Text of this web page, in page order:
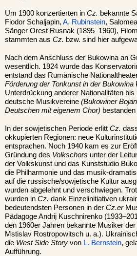
Um 1900 konzertierten in Cz. bekannte
Fiodor Schaljapin, A. Rubinstein,
Sänger Orest Rusnak (1895–1960),
stammten aus Cz. bzw. sind hier
Nach dem Anschluss der Bukowina an
wesentlich. 1924 wurde das
entstand das Rumänische
Förderung der Tonkunst in der Bukowina
Unterdrückung anderer Nationalitäten
deutsche Musikvereine (Bukowiner
Deutschen mit eigenem Chor)
In der sowjetischen Periode erlitt Cz.
okkupierten Regionen: neue
entsprachen. Noch 1940 kam es zur
Gründung des Volkschors unter der
der Volkskunst und das Kunststudio
die Philharmonie und das musik-
auf die russische/sowjetische Kultur
wurden abgelehnt und verschwiegen.
wurden in Cz. dank Einzelinitiativen
bedeutendsten Personen in der Cz.er
Pädagoge Andrij Kuschnirenko
den 1960er Jahren bekannte Musiker
Mstislav Rostropowitsch u. a.).
die West Side Story von L. Bernstein,
Aufführung.